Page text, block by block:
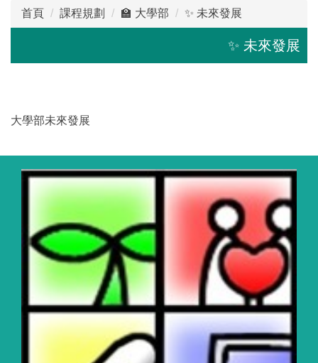
首頁 課程規劃 🏫 大學部 ✨ 未來發展
✨ 未來發展
大學部未來發展